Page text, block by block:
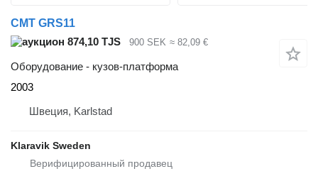
CMT GRS11
874,10 TJS
900 SEK ≈ 82,09 €
Оборудование - кузов-платформа
2003
Швеция, Karlstad
Klaravik Sweden